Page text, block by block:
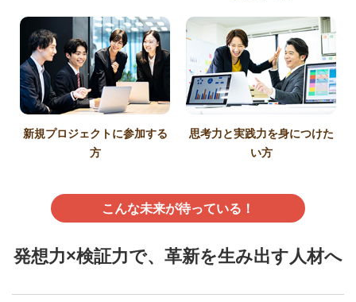
新規プロジェクトに参加する
方
思考力と実践力を身につけた
い方
こんな未来が待っている！
発想力×検証力で、革新を生み出す人材へ